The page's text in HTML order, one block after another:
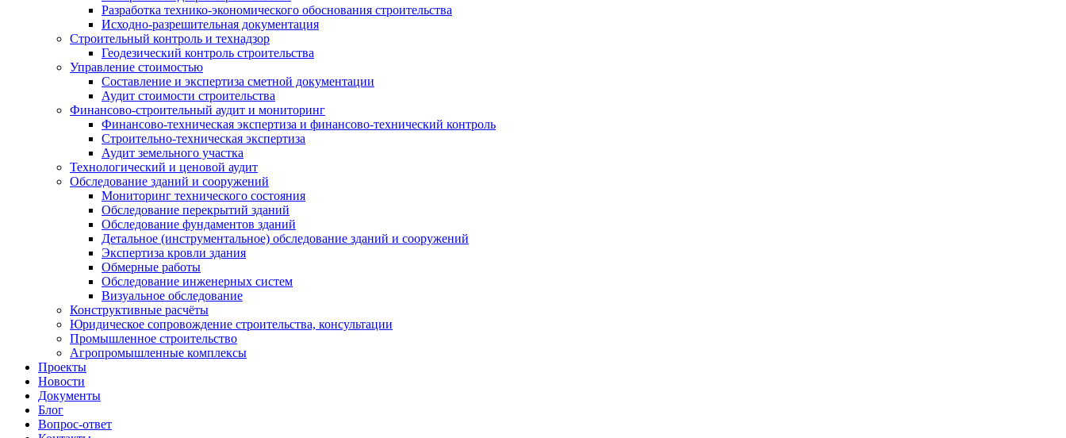
Разработка технико-экономического обоснования строительства
Исходно-разрешительная документация
Строительный контроль и технадзор
Геодезический контроль строительства
Управление стоимостью
Составление и экспертиза сметной документации
Аудит стоимости строительства
Финансово-строительный аудит и мониторинг
Финансово-техническая экспертиза и финансово-технический контроль
Строительно-техническая экспертиза
Аудит земельного участка
Технологический и ценовой аудит
Обследование зданий и сооружений
Мониторинг технического состояния
Обследование перекрытий зданий
Обследование фундаментов зданий
Детальное (инструментальное) обследование зданий и сооружений
Экспертиза кровли здания
Обмерные работы
Обследование инженерных систем
Визуальное обследование
Конструктивные расчёты
Юридическое сопровождение строительства, консультации
Промышленное строительство
Агропромышленные комплексы
Проекты
Новости
Документы
Блог
Вопрос-ответ